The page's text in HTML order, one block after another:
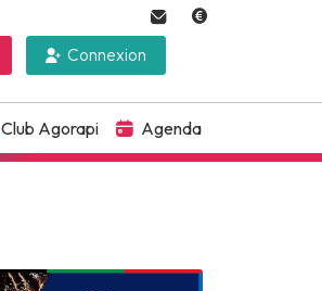
Connexion
Club Agorapi Agenda